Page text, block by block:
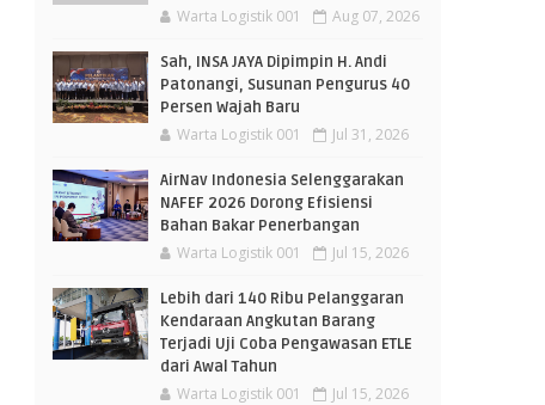
Warta Logistik 001 Aug 07, 2026
Sah, INSA JAYA Dipimpin H. Andi
Patonangi, Susunan Pengurus 40
Persen Wajah Baru
Warta Logistik 001 Jul 31, 2026
AirNav Indonesia Selenggarakan
NAFEF 2026 Dorong Efisiensi
Bahan Bakar Penerbangan
Warta Logistik 001 Jul 15, 2026
Lebih dari 140 Ribu Pelanggaran
Kendaraan Angkutan Barang
Terjadi Uji Coba Pengawasan ETLE
dari Awal Tahun
Warta Logistik 001 Jul 15, 2026